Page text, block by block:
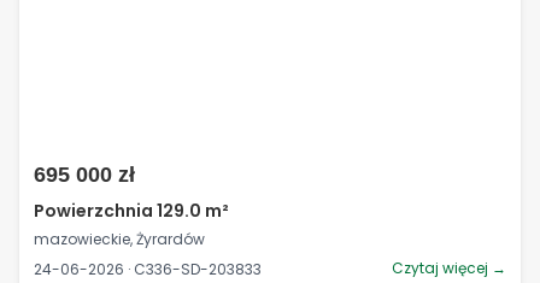
695 000 zł
Powierzchnia 129.0 m²
mazowieckie, Żyrardów
24-06-2026 · C336-SD-203833
Czytaj więcej →